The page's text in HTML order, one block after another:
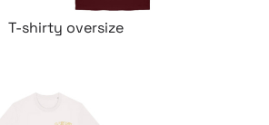
T-shirty oversize